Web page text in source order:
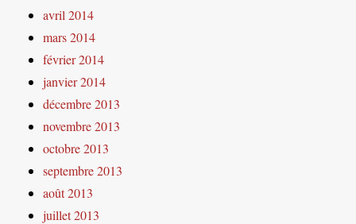
avril 2014
mars 2014
février 2014
janvier 2014
décembre 2013
novembre 2013
octobre 2013
septembre 2013
août 2013
juillet 2013